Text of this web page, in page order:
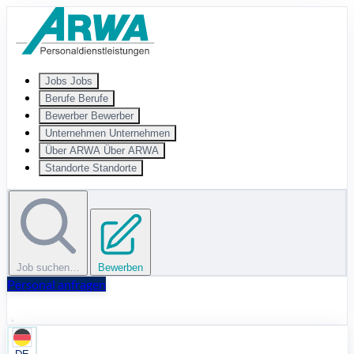
Zum Hauptinhalt springen
Jobs Jobs
Berufe Berufe
Bewerber Bewerber
Unternehmen Unternehmen
Über ARWA Über ARWA
Standorte Standorte
Job suchen… Bewerben
Personal anfragen